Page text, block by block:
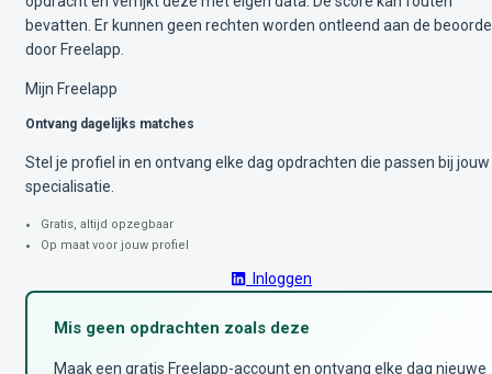
bevatten. Er kunnen geen rechten worden ontleend aan de
door Freelapp.
Mijn Freelapp
Ontvang dagelijks matches
Stel je profiel in en ontvang elke dag opdrachten die passen bij jouw
specialisatie.
Gratis, altijd opzegbaar
Op maat voor jouw profiel
Inloggen
Mis geen opdrachten zoals deze
Maak een gratis Freelapp-account en ontvang elke dag nieuwe